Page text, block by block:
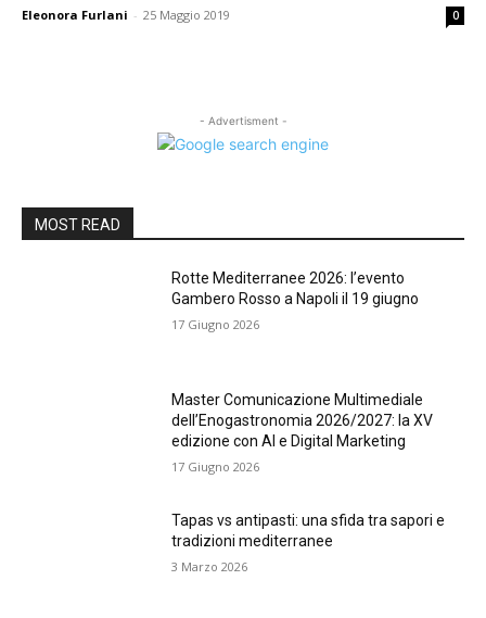
Eleonora Furlani - 25 Maggio 2019 0
- Advertisment -
MOST READ
Rotte Mediterranee 2026: l’evento
Gambero Rosso a Napoli il 19 giugno
17 Giugno 2026
Master Comunicazione Multimediale
dell’Enogastronomia 2026/2027: la XV
edizione con AI e Digital Marketing
17 Giugno 2026
Tapas vs antipasti: una sfida tra sapori e
tradizioni mediterranee
3 Marzo 2026